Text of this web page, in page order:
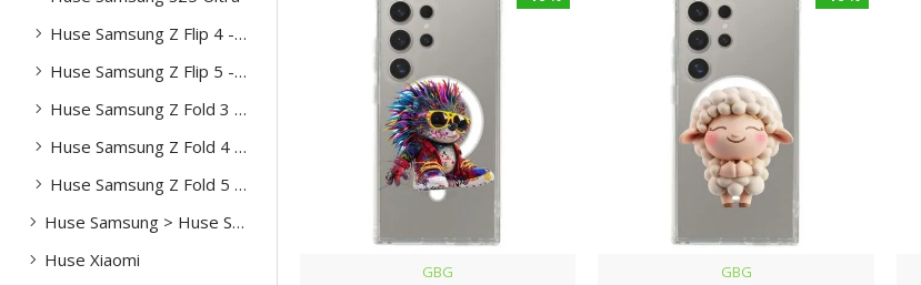
Huse Samsung Z Flip 4 -5g
Huse Samsung Z Flip 5 -5g
Huse Samsung Z Fold 3 -5g
Huse Samsung Z Fold 4 -5g
Huse Samsung Z Fold 5 -5g
Huse Samsung > Huse Samsung S23 Fe
Huse Xiaomi
GBG GBG